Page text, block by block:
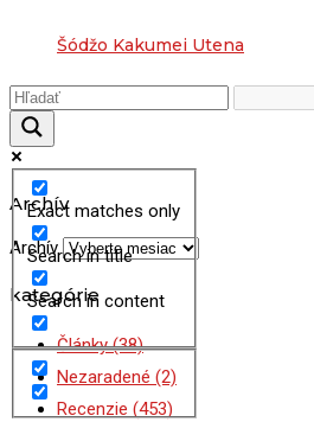
Šódžo Kakumei Utena
Exact matches only
Search in title
Search in content
Archív
Archív
kategórie
Články(38)
Nezaradené (2)
Recenzie (453)